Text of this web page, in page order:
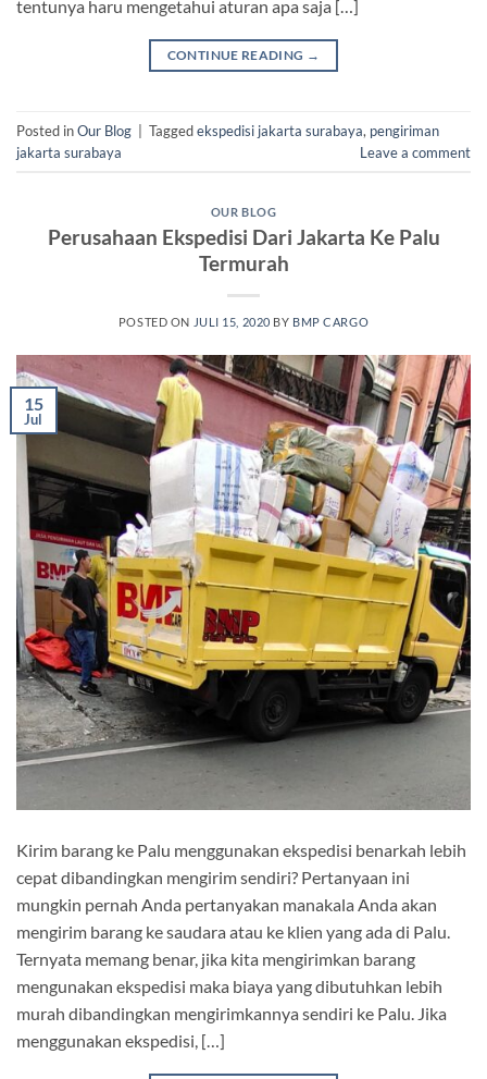
tentunya haru mengetahui aturan apa saja […]
CONTINUE READING →
Posted inOur Blog Taggedekspedisi jakarta surabaya, pengiriman
jakarta surabaya
Leave a comment
OUR BLOG
Perusahaan Ekspedisi Dari Jakarta Ke Palu
Termurah
POSTED ON JULI 15, 2020 BY BMP CARGO
15
Jul
Kirim barang ke Palu menggunakan ekspedisi benarkah lebih
cepat dibandingkan mengirim sendiri? Pertanyaan ini
mungkin pernah Anda pertanyakan manakala Anda akan
mengirim barang ke saudara atau ke klien yang ada di Palu.
Ternyata memang benar, jika kita mengirimkan barang
mengunakan ekspedisi maka biaya yang dibutuhkan lebih
murah dibandingkan mengirimkannya sendiri ke Palu. Jika
menggunakan ekspedisi, […]